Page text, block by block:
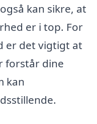
kan sikre, at
er i top. For
er det vigtigt at
forstår dine
kan